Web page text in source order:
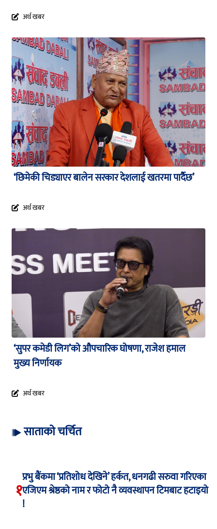
अर्थ खबर
‘छिमेकी चिड्याएर बालेन सरकार देशलाई खतरमा पार्दैछ’
अर्थ खबर
‘सुपर कमेडी लिग’को औपचारिक घोषणा, राजेश हमाल
मुख्य निर्णायक
अर्थ खबर
साताको चर्चित
१
प्रभु बैंकमा ‘प्रतिशोध देखिने’ हर्कत, धनगढी सरुवा गरिएका
एजिएम श्रेष्ठको नाम र फोटो नै व्यवस्थापन टिमबाट हटाइयो
!